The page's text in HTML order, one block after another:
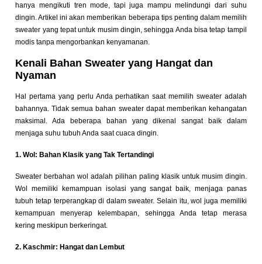
hanya mengikuti tren mode, tapi juga mampu melindungi dari suhu
dingin. Artikel ini akan memberikan beberapa tips penting dalam memilih
sweater yang tepat untuk musim dingin, sehingga Anda bisa tetap tampil
modis tanpa mengorbankan kenyamanan.
Kenali Bahan Sweater yang Hangat dan
Nyaman
Hal pertama yang perlu Anda perhatikan saat memilih sweater adalah
bahannya. Tidak semua bahan sweater dapat memberikan kehangatan
maksimal. Ada beberapa bahan yang dikenal sangat baik dalam
menjaga suhu tubuh Anda saat cuaca dingin.
1. Wol: Bahan Klasik yang Tak Tertandingi
Sweater berbahan wol adalah pilihan paling klasik untuk musim dingin.
Wol memiliki kemampuan isolasi yang sangat baik, menjaga panas
tubuh tetap terperangkap di dalam sweater. Selain itu, wol juga memiliki
kemampuan menyerap kelembapan, sehingga Anda tetap merasa
kering meskipun berkeringat.
2. Kaschmir: Hangat dan Lembut